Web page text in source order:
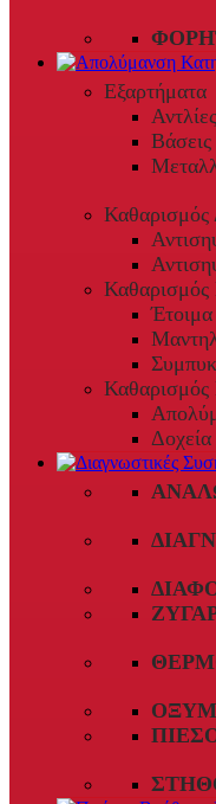
Εξαρτήματα
Αντλίες
Καθαρισμός
Καθαρισμός
Καθαρισμός